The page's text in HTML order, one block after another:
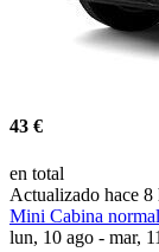
43 €
en total
Actualizado hace 8
Mini Cabina
lun, 10 ago - mar,